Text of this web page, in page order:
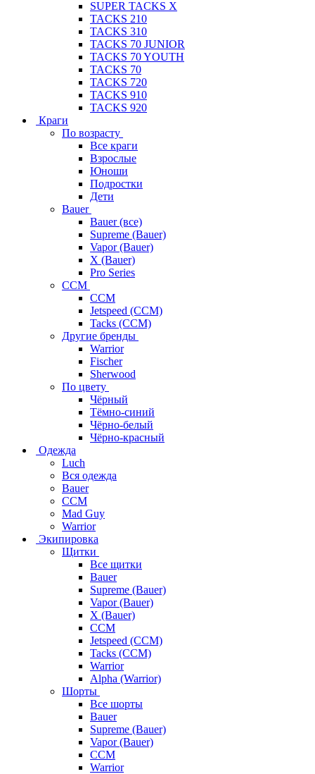
SUPER TACKS X
TACKS 210
TACKS 310
TACKS 70 JUNIOR
TACKS 70 YOUTH
TACKS 70
TACKS 720
TACKS 910
TACKS 920
Краги
По возрасту
Все краги
Взрослые
Юноши
Подростки
Дети
Bauer
Bauer (все)
Supreme (Bauer)
Vapor (Bauer)
X (Bauer)
Pro Series
CCM
CCM
Jetspeed (CCM)
Tacks (CCM)
Другие бренды
Warrior
Fischer
Sherwood
По цвету
Чёрный
Тёмно-синий
Чёрно-белый
Чёрно-красный
Одежда
Luch
Вся одежда
Bauer
CCM
Mad Guy
Warrior
Экипировка
Щитки
Все щитки
Bauer
Supreme (Bauer)
Vapor (Bauer)
X (Bauer)
CCM
Jetspeed (CCM)
Tacks (CCM)
Warrior
Alpha (Warrior)
Шорты
Все шорты
Bauer
Supreme (Bauer)
Vapor (Bauer)
CCM
Warrior